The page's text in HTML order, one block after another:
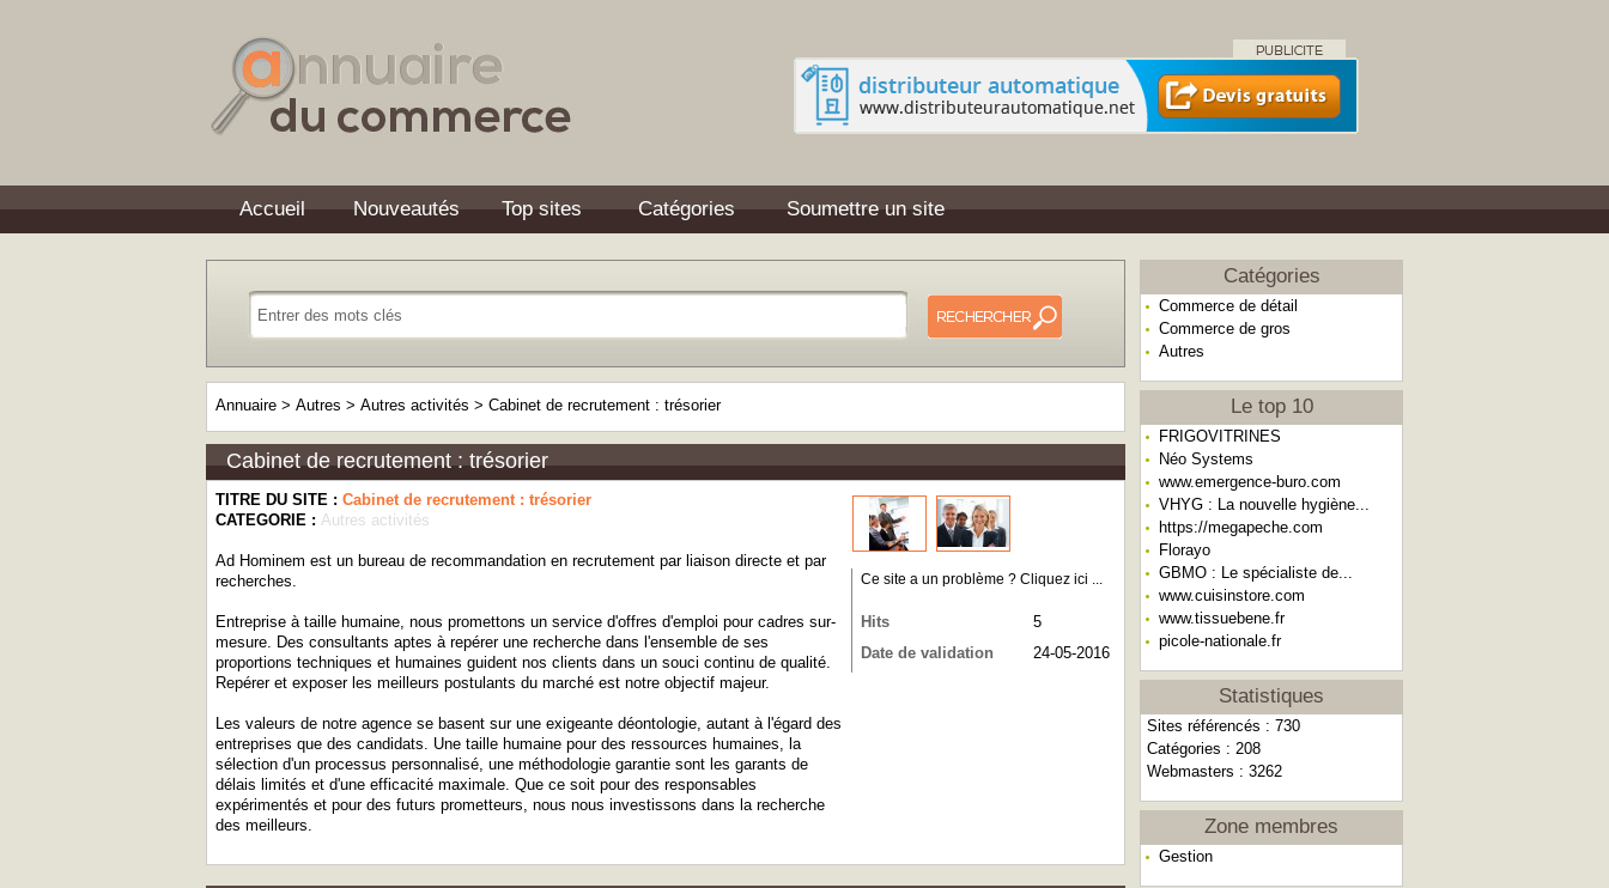
Accueil Nouveautés Top sites Catégories Soumettre un site
Catégories
Commerce de détail
Commerce de gros
Autres
Le top 10
FRIGOVITRINES
Néo Systems
www.emergence-buro.com
VHYG : La nouvelle hygiène...
https://megapeche.com
Florayo
GBMO : Le spécialiste de...
www.cuisinstore.com
www.tissuebene.fr
picole-nationale.fr
Statistiques
Sites référencés : 730
Catégories : 208
Webmasters : 3262
Zone membres
Gestion
Annuaire > Autres > Autres activités > Cabinet de recrutement : trésorier
Cabinet de recrutement : trésorier
TITRE DU SITE : Cabinet de recrutement : trésorier
CATEGORIE : Autres activités
Ad Hominem est un bureau de recommandation en recrutement par liaison directe et par
recherches.
Entreprise à taille humaine, nous promettons un service d'offres d'emploi pour cadres sur-
mesure. Des consultants aptes à repérer une recherche dans l'ensemble de ses
proportions techniques et humaines guident nos clients dans un souci continu de qualité.
Repérer et exposer les meilleurs postulants du marché est notre objectif majeur.
Les valeurs de notre agence se basent sur une exigeante déontologie, autant à l'égard des
entreprises que des candidats. Une taille humaine pour des ressources humaines, la
sélection d'un processus personnalisé, une méthodologie garantie sont les garants de
délais limités et d'une efficacité maximale. Que ce soit pour des responsables
expérimentés et pour des futurs prometteurs, nous nous investissons dans la recherche
des meilleurs.
Ce site a un problème ? Cliquez ici ...
Hits
5
Date de validation
24-05-2016